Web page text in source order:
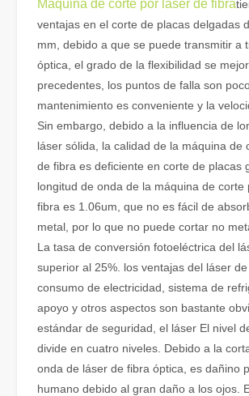
¿Qué es el corte por láser de tubos?
El corte por láser de tubos es una
Máquina de corte por láser de fibra
ventajas en el corte de placas delgadas
mm, debido a que se puede transmitir a
óptica, el grado de la flexibilidad se
precedentes, los puntos de falla son
mantenimiento es conveniente y la
Sin embargo, debido a la influencia de
láser sólida, la calidad de la máquina de
de fibra es deficiente en corte de placas
longitud de onda de la máquina de corte
fibra es 1.06um, que no es fácil de
metal, por lo que no puede cortar no
La tasa de conversión fotoeléctrica del
superior al 25%. los ventajas del láser
consumo de electricidad, sistema de
apoyo y otros aspectos son bastante
estándar de seguridad, el láser El nivel
divide en cuatro niveles. Debido a la
onda de láser de fibra óptica, es dañino
humano debido al gran daño a los ojos.